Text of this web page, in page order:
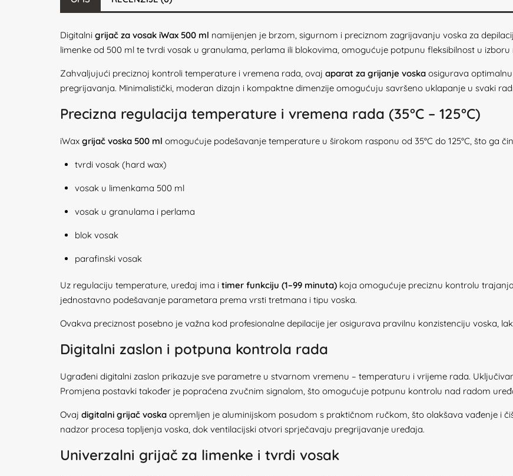
Digitalni grijač za vosak iWax 500 ml namijenjen je brzom, sigurnom i preciznom zagrijavanju voska za
limenke od 500 ml te tvrdi vosak u granulama, perlama ili blokovima, omogućuje potpunu fleksibilnost u izboru
Zahvaljujući preciznoj kontroli temperature i vremena rada, ovaj aparat za grijanje voska osigurava
pregrijavanja. Minimalistički, moderan dizajn i kompaktne dimenzije omogućuju savršeno uklapanje u svaki
Precizna regulacija temperature i vremena rada (35°C – 125°C)
iWax grijač voska 500 ml omogućuje podešavanje temperature u širokom rasponu od 35°C do 125°C, što ga
tvrdi vosak (hard wax)
vosak u limenkama 500 ml
vosak u granulama i perlama
blok vosak
parafinski vosak
Uz regulaciju temperature, uređaj ima i timer funkciju (1–99 minuta) koja omogućuje preciznu kontrolu
jednostavno podešavanje parametara prema vrsti tretmana i tipu voska.
Ovakva preciznost posebno je važna kod profesionalne depilacije jer osigurava pravilnu konzistenciju voska,
Digitalni zaslon i potpuna kontrola rada
Ugrađeni digitalni zaslon prikazuje sve parametre u stvarnom vremenu – temperaturu i vrijeme rada.
Promjena postavki također je popraćena zvučnim signalom, što omogućuje potpunu kontrolu nad radom
Ovaj digitalni grijač voska opremljen je aluminijskom posudom s praktičnom ručkom, što olakšava vađenje i
nadzor procesa topljenja voska, dok ventilacijski otvori sprječavaju pregrijavanje uređaja.
Univerzalni grijač za limenke i tvrdi vosak